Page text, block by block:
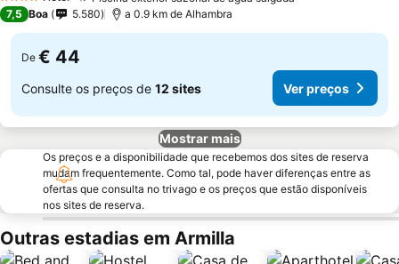
4 Estrelas
7,5 Boa 5.580 a 0.9 km de Alhambra
De € 44
Consulte os preços de 12 sites Ver preços
Mostrar mais
Os preços e a disponibilidade que recebemos dos sites de reserva
mudam frequentemente. Como tal, pode haver diferenças entre as
ofertas que consulta no trivago e os preços que estão disponíveis
nos sites de reserva.
Outras estadias em Armilla